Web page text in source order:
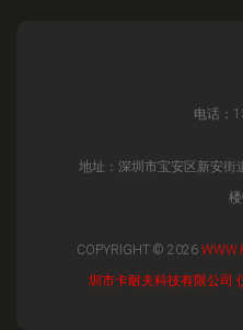
电话：
地址：深圳市宝安区新安街
COPYRIGHT © 2026
圳市卡耐夫科技有限公司